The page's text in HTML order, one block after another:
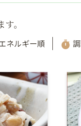
。
ネルギー順 timer